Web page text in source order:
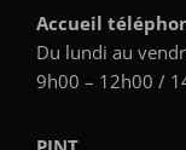
Accueil
Du lundi au
9h00 – 12h00 /